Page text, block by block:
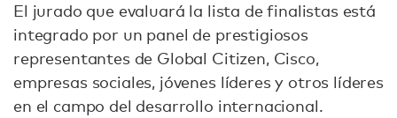
El jurado que evaluará la lista de finalistas está
integrado por un panel de prestigiosos
representantes de Global Citizen, Cisco,
empresas sociales, jóvenes líderes y otros líderes
en el campo del desarrollo internacional.